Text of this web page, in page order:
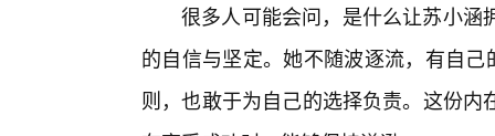
很多人可能会问，是什么让苏小涵
的自信与坚定。她不随波逐流，有自
则，也敢于为自己的选择负责。这份